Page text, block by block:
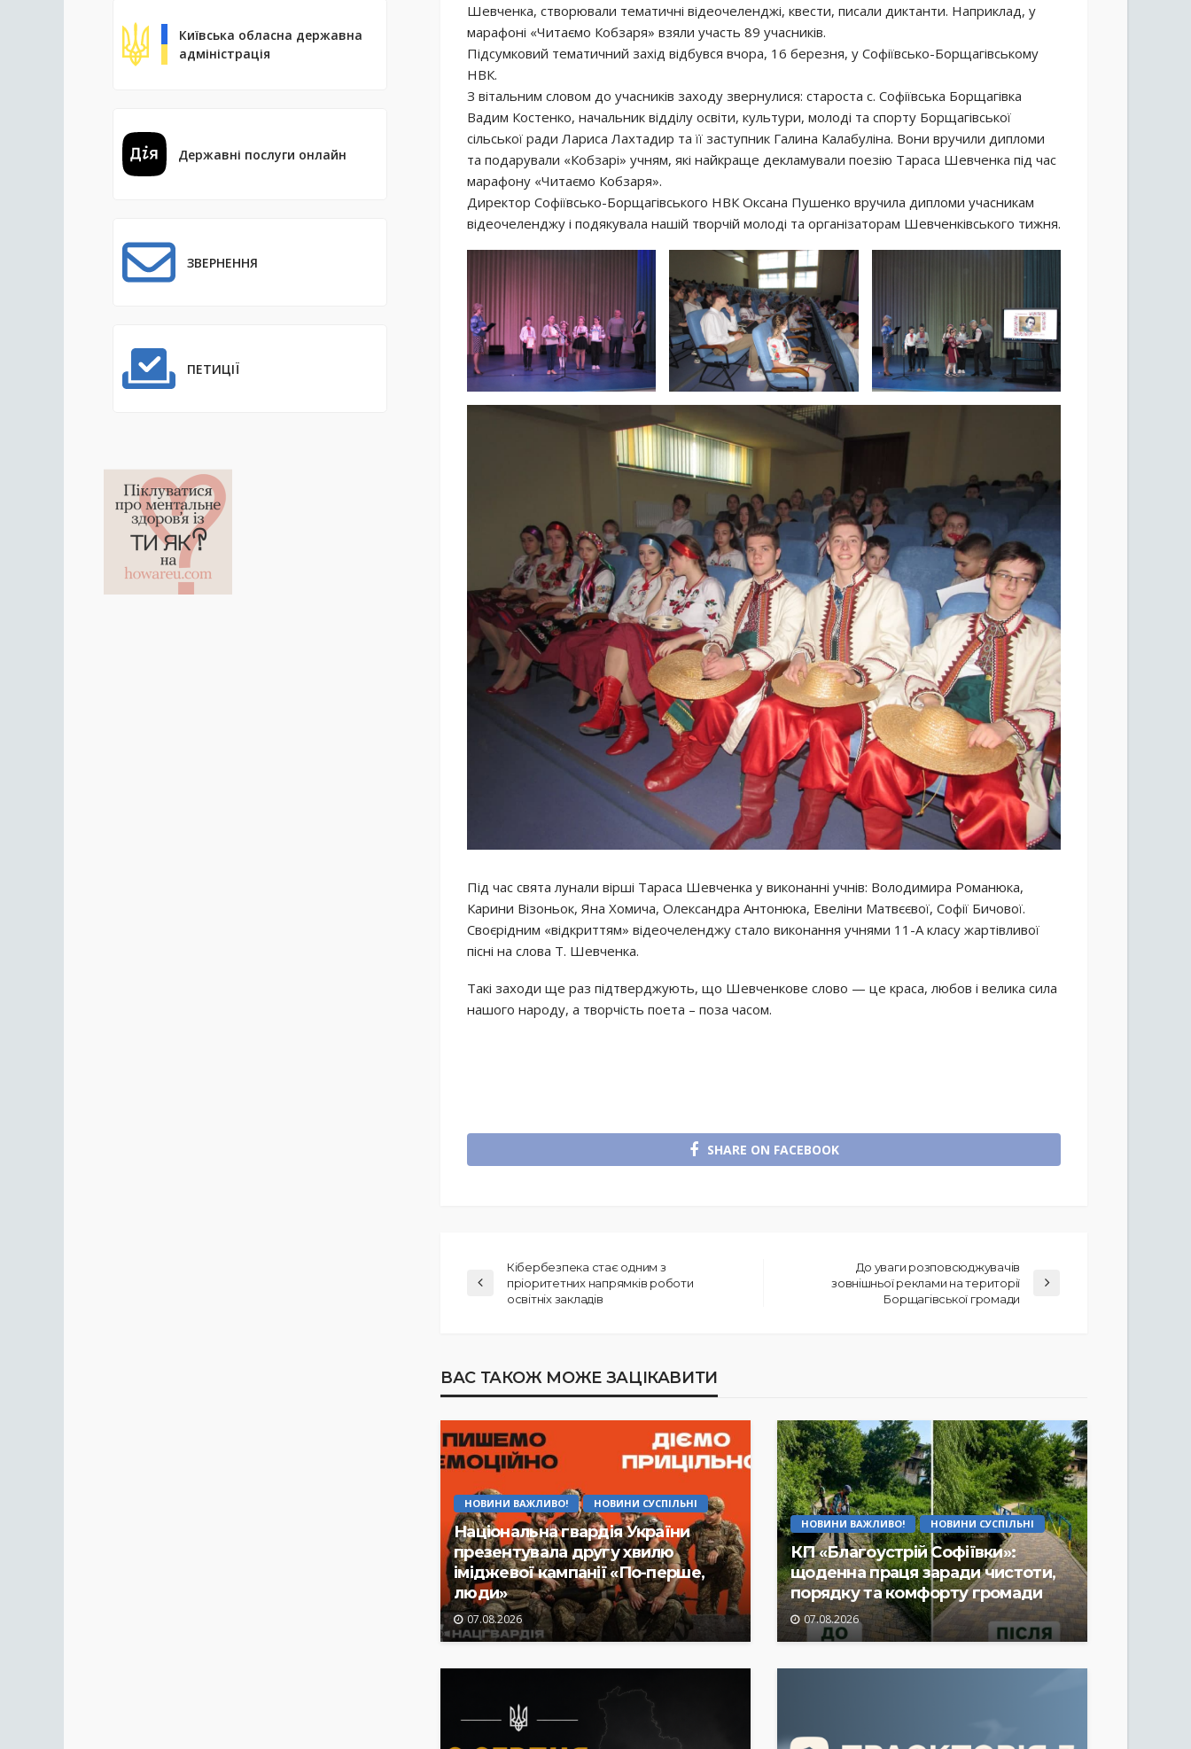
Шевченка, створювали тематичні відеочеленджі, квести, писали диктанти. Наприклад, у
марафоні «Читаємо Кобзаря» взяли участь 89 учасників.
Підсумковий тематичний захід відбувся вчора, 16 березня, у Софіївсько-Борщагівському
НВК.
З вітальним словом до учасників заходу звернулися: староста с. Софіївська Борщагівка
Вадим Костенко, начальник відділу освіти, культури, молоді та спорту Борщагівської
сільської ради Лариса Лахтадир та її заступник Галина Калабуліна. Вони вручили дипломи
та подарували «Кобзарі» учням, які найкраще декламували поезію Тараса Шевченка під час
марафону «Читаємо Кобзаря».
Директор Софіївсько-Борщагівського НВК Оксана Пушенко вручила дипломи учасникам
відеочеленджу і подякувала нашій творчій молоді та організаторам Шевченківського тижня.
Під час свята лунали вірші Тараса Шевченка у виконанні учнів: Володимира Романюка,
Карини Візоньок, Яна Хомича, Олександра Антонюка, Евеліни Матвєєвої, Софії Бичової.
Своєрідним «відкриттям» відеочеленджу стало виконання учнями 11-А класу жартівливої
пісні на слова Т. Шевченка.
Такі заходи ще раз підтверджують, що Шевченкове слово — це краса, любов і велика сила
нашого народу, а творчість поета – поза часом.
SHARE ON FACEBOOK
Кібербезпека стає одним з
пріоритетних напрямків роботи
освітніх закладів
До уваги розповсюджувачів
зовнішньої реклами на території
Борщагівської громади
ВАС ТАКОЖ МОЖЕ ЗАЦІКАВИТИ
НОВИНИ ВАЖЛИВО! НОВИНИ СУСПІЛЬНІ
Національна гвардія України
презентувала другу хвилю
іміджевої кампанії «По-перше,
люди»
07.08.2026
НОВИНИ ВАЖЛИВО! НОВИНИ СУСПІЛЬНІ
КП «Благоустрій Софіївки»:
щоденна праця заради чистоти,
порядку та комфорту громади
07.08.2026
Київська обласна державна
адміністрація
Державні послуги онлайн
ЗВЕРНЕННЯ
ПЕТИЦІЇ